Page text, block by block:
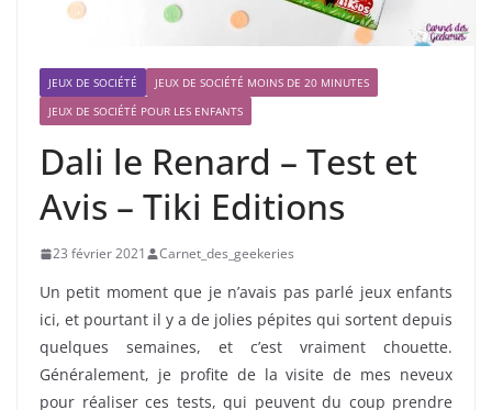
JEUX DE SOCIÉTÉ
JEUX DE SOCIÉTÉ MOINS DE 20 MINUTES
JEUX DE SOCIÉTÉ POUR LES ENFANTS
Dali le Renard – Test et
Avis – Tiki Editions
23 février 2021 Carnet_des_geekeries
Un petit moment que je n’avais pas parlé jeux enfants
ici, et pourtant il y a de jolies pépites qui sortent depuis
quelques semaines, et c’est vraiment chouette.
Généralement, je profite de la visite de mes neveux
pour réaliser ces tests, qui peuvent du coup prendre